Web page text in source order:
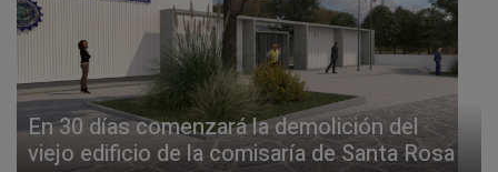
En 30 días comenzará la demolición del
viejo edificio de la comisaría de Santa Rosa